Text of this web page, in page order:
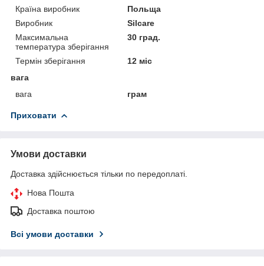
Країна виробник
Польща
Виробник
Silcare
Максимальна
температура зберігання
30 град.
Термін зберігання
12 міс
вага
вага
грам
Приховати
Умови доставки
Доставка здійснюється тільки по передоплаті.
Нова Пошта
Доставка поштою
Всі умови доставки